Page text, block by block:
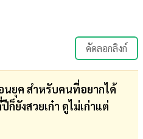
คัดลอกลิงก์
นยุค สำหรับคนที่อยากได้
ยังสวยเก๋า ดูไม่เก่าแต่